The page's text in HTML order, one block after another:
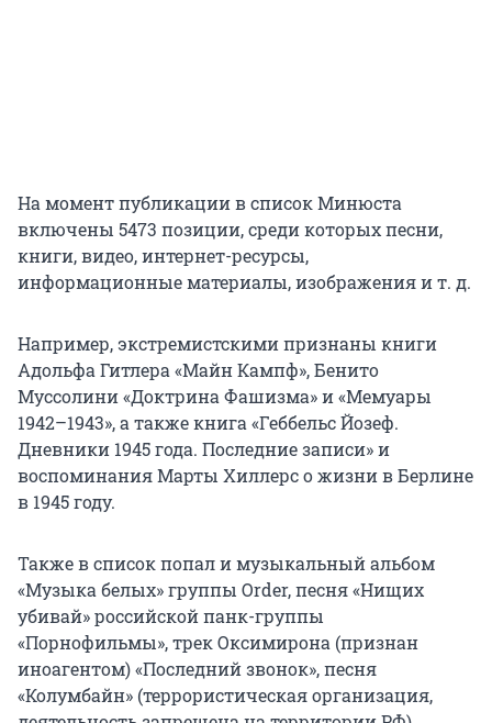
На момент публикации в список Минюста
включены 5473 позиции, среди которых песни,
книги, видео, интернет-ресурсы,
информационные материалы, изображения и т. д.
Например, экстремистскими признаны книги
Адольфа Гитлера «Майн Кампф», Бенито
Муссолини «Доктрина Фашизма» и«Мемуары
1942–1943», а также книга «Геббельс Йозеф.
Дневники 1945 года. Последние записи» и
воспоминания Марты Хиллерс о жизни в Берлине
в 1945 году.
Также в список попал и музыкальный альбом
«Музыка белых» группы Order, песня «Нищих
убивай» российской панк-группы
«Порнофильмы», трек Оксимирона (признан
иноагентом) «Последний звонок», песня
«Колумбайн» (террористическая организация,